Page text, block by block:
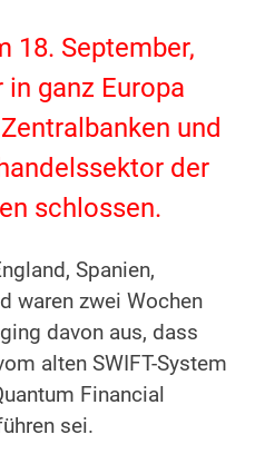
18. September,
ganz Europa
und
der
schlossen.
Spanien,
waren zwei Wochen
davon aus, dass
alten SWIFT-System
Financial
sei.